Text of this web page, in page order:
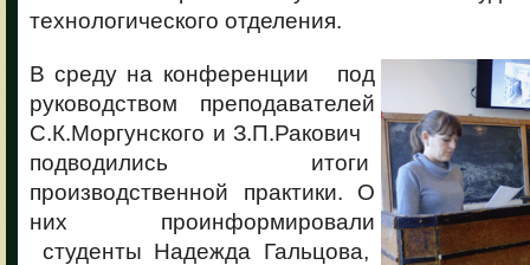
технологического отделения.
В среду на конференции под
руководством преподавателей
С.К.Моргунского и З.П.Ракович
подводились итоги
производственной практики. О
них проинформировали
студенты Надежда Гальцова,